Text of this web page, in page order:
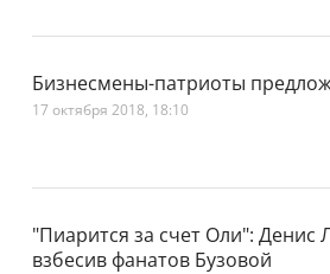
Бизнесмены-патриоты
17 октября 2018, 18:10
"Пиарится за счет Оли":
взбесив фанатов Бузовой